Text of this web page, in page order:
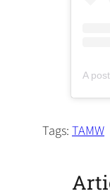
Tags:TAMW